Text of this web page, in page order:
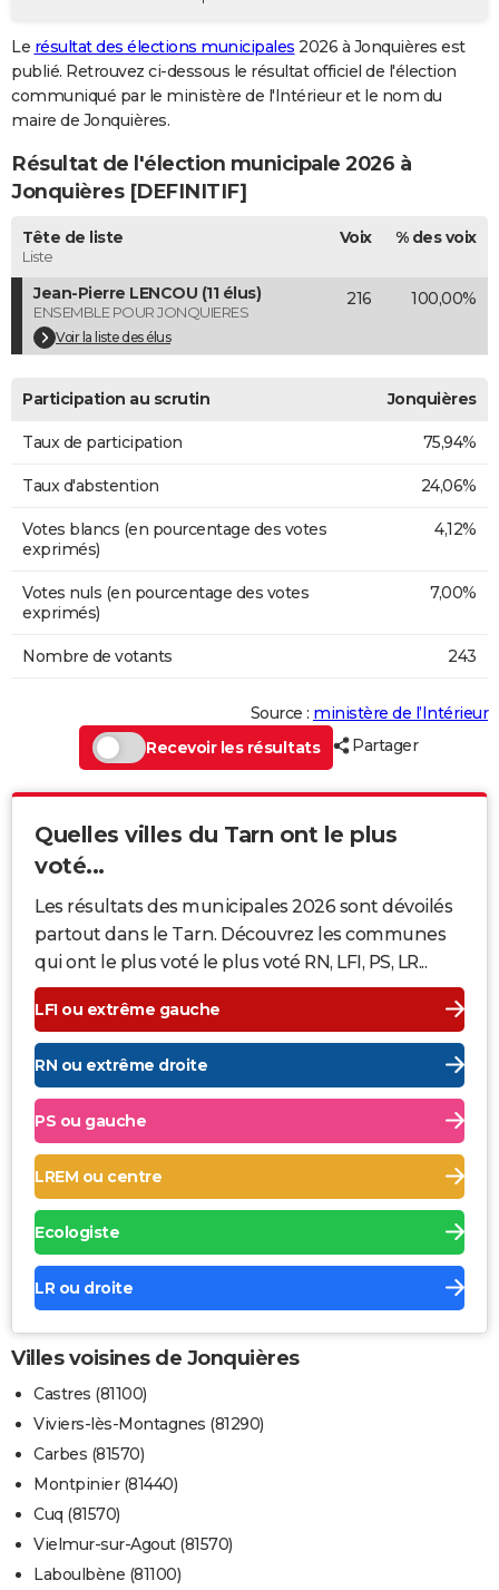
GUIDES D'ACHAT
BONS PLANS
CARTE DE VOEUX
Carte de Noël
Carte Bonne année
Carte Saint-Valentin
Carte Pâques
Carte d'anniversaire
DICTIONNAIRE
Dictionnaire
Biographies
Citations
Expressions
Proverbes
PROGRAMME TV
COPAINS D'AVANT
S'inscrire
Se connecter
Lycées
Collèges
Primaires
Universités
Entreprises
Service militaire
Avis de recherche
AVIS DE DÉCÈS
FORUM
Le résultat des élections municipales 2026 à Jonquières est
publié. Retrouvez ci-dessous le résultat officiel de l'élection
communiqué par le ministère de l'Intérieur et le nom du
maire de Jonquières.
Résultat de l'élection municipale 2026 à
Jonquières [DEFINITIF]
Tête de liste
Liste
Voix % des voix
Jean-Pierre LENCOU (11 élus)
ENSEMBLE POUR JONQUIERES
Voir la liste des élus
216 100,00%
Participation au scrutin Jonquières
Taux de participation 75,94%
Taux d'abstention 24,06%
Votes blancs (en pourcentage des votes
exprimés)
4,12%
Votes nuls (en pourcentage des votes
exprimés)
7,00%
Nombre de votants 243
Source : ministère de l’Intérieur
Recevoir les résultats
Partager
Quelles villes du Tarn ont le plus
voté...
Les résultats des municipales 2026 sont dévoilés
partout dans le Tarn. Découvrez les communes
qui ont le plus voté le plus voté RN, LFI, PS, LR...
LFI ou extrême gauche
RN ou extrême droite
PS ou gauche
LREM ou centre
Ecologiste
LR ou droite
Villes voisines de Jonquières
Castres (81100)
Viviers-lès-Montagnes (81290)
Carbes (81570)
Montpinier (81440)
Cuq (81570)
Vielmur-sur-Agout (81570)
Laboulbène (81100)